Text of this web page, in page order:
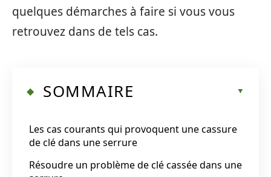
quelques démarches à faire si vous vous
retrouvez dans de tels cas.
SOMMAIRE
Les cas courants qui provoquent une cassure
de clé dans une serrure
Résoudre un problème de clé cassée dans une